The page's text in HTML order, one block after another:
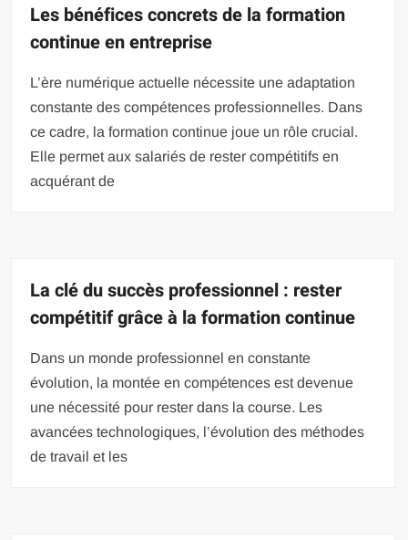
Les bénéfices concrets de la formation
continue en entreprise
L’ère numérique actuelle nécessite une adaptation
constante des compétences professionnelles. Dans
ce cadre, la formation continue joue un rôle crucial.
Elle permet aux salariés de rester compétitifs en
acquérant de
La clé du succès professionnel : rester
compétitif grâce à la formation continue
Dans un monde professionnel en constante
évolution, la montée en compétences est devenue
une nécessité pour rester dans la course. Les
avancées technologiques, l’évolution des méthodes
de travail et les